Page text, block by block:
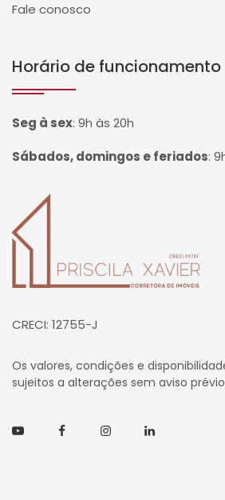
Fale conosco
Horário de funcionamento
Seg à sex: 9h às 20h
Sábados, domingos e feriados:
Página inicial
CRECI: 12755-J
Os valores, condições e
sujeitos a alterações sem aviso
YoutubeFacebookInstagramLinkedin